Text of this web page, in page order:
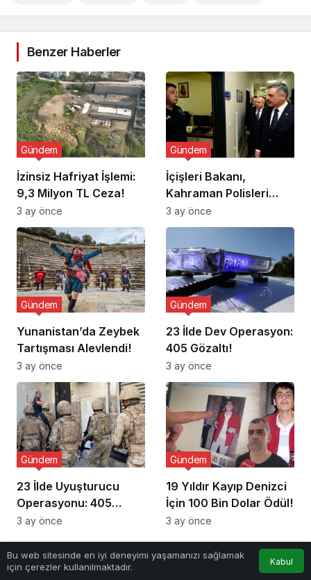
Benzer Haberler
İzinsiz Hafriyat İşlemi:
9,3 Milyon TL Ceza!
Gündem
3 ay önce
İçişleri Bakanı,
Kahraman Polisleri
Ziyaret Etti
Gündem
3 ay önce
Yunanistan’da Zeybek
Tartışması Alevlendi!
Gündem
3 ay önce
23 İlde Dev Operasyon:
405 Gözaltı!
Gündem
3 ay önce
23 İlde Uyuşturucu
Operasyonu: 405
Gözaltı!
Gündem
3 ay önce
19 Yıldır Kayıp Denizci
İçin 100 Bin Dolar Ödül!
Gündem
3 ay önce
Bu web sitesinde en iyi deneyimi yaşamanızı sağlamak
için çerezler kullanılmaktadır.
Kabul